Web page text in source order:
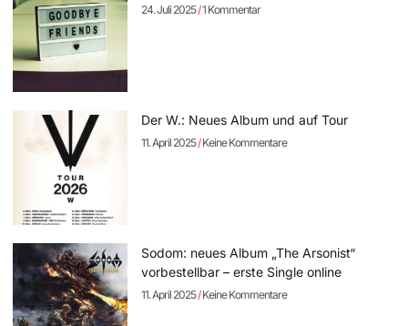
24. Juli 2025 1 Kommentar
Der W.: Neues Album und auf Tour
11. April 2025 Keine Kommentare
Sodom: neues Album „The Arsonist“
vorbestellbar – erste Single online
11. April 2025 Keine Kommentare